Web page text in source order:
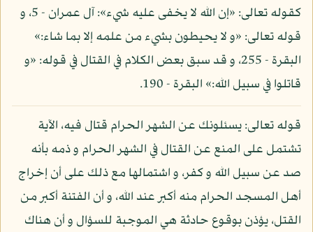
كقوله تعالى: «إن الله لا يخفى عليه شيء»: آل عمران - 5، و
قوله تعالى: «و لا يحيطون بشيء من علمه إلا بما شاء:»
البقرة - 255، و قد سبق بعض الكلام في القتال في قوله: «و
قاتلوا في سبيل الله:» البقرة - 190.
قوله تعالى: يسئلونك عن الشهر الحرام قتال فيه، الآية
تشتمل على المنع عن القتال في الشهر الحرام و ذمه بأنه
صد عن سبيل الله و كفر، و اشتمالها مع ذلك على أن إخراج
أهل المسجد الحرام منه أكبر عند الله، و أن الفتنة أكبر من
القتل، يؤذن بوقوع حادثة هي الموجبة للسؤال و أن هناك